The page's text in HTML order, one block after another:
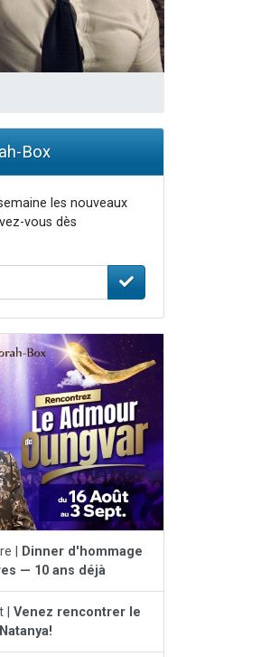
Box
les nouveaux
vous dès
|
Dinner d'hommage
— 10 ans déjà
Venez rencontrer le